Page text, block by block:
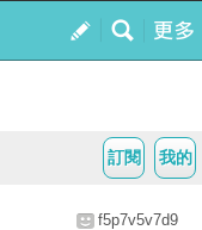
我的
訂閱
f5p7v5v7d9